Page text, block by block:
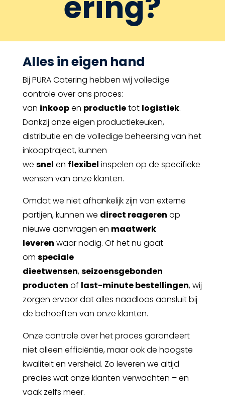
Alles in eigen hand
Bij PURA Catering hebben wij volledige
controle over ons proces:
van inkoopen productietot logistiek.
Dankzij onze eigen productiekeuken,
distributie en de volledige beheersing van het
inkooptraject, kunnen
we snel en flexibel inspelen op de specifieke
wensen van onze klanten.
Omdat we niet afhankelijk zijn van externe
partijen, kunnen we direct reageren op
nieuwe aanvragen en maatwerk
leveren waar nodig. Of het nu gaat
om speciale
dieetwensen,seizoensgebonden
producten of last-minute bestellingen, wij
zorgen ervoor dat alles naadloos aansluitbij
de behoeften van onze klanten.
Onze controle over het proces garandeert
niet alleen efficiëntie, maar ook de hoogste
kwaliteit en versheid. Zo leveren we altijd
precies wat onze klanten verwachten – en
vaak zelfs meer.